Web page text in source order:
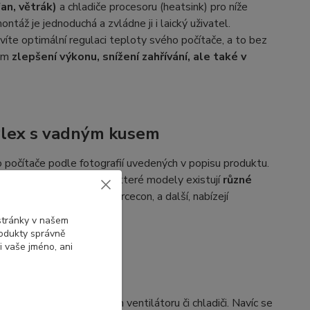
větrák) a chladiče procesoru (heatsink) pro níže
je jednoduchá a zvládne ji i laický uživatel.
optimální regulaci teploty svého počítače, a to bez
zlepšení výkonu, snížení zahřívání, ale také v
s vadným kusem
podle fotografií uvedených v popisu produktu.
a počet kabelů. Pro některé modely existujírůzné
Delta Electronics, Forcecon, a další, nabízejí
označeními.
na vašem vadném ventilátoru či chladiči. Navíc se
v našem
správně
vaše jméno, ani